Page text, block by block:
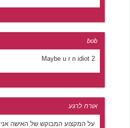
bob
Maybe u r n idiot 2
אורח לרגע